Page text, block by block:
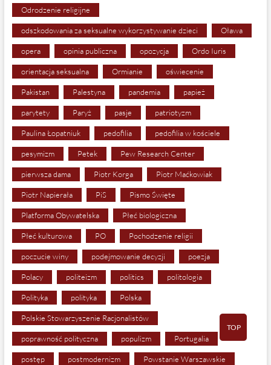
Odrodzenie religijne
odszkodowania za seksualne wykorzystywanie dzieci Oława
opera opinia publiczna opozycja Ordo Iuris
orientacja seksualna Ormianie oświecenie
Pakistan Palestyna pandemia papież
parytety Paryż pasje patriotyzm
Paulina Łopatniuk pedofilia pedofilia w kościele
pesymizm Petek Pew Research Center
pierwsza dama Piotr Korga Piotr Maćkowiak
Piotr Napierała PiS Pismo Święte
Platforma Obywatelska Płeć biologiczna
Płeć kulturowa PO Pochodzenie religii
poczucie winy podejmowanie decyzji poezja
Polacy politeizm politics politologia
Polityka polityka Polska
Polskie Stowarzyszenie Racjonalistów
poprawność polityczna populizm Portugalia
postęp postmodernizm Powstanie Warszawskie
TOP